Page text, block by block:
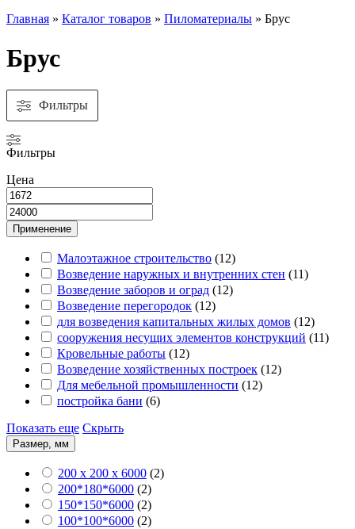
Главная » Каталог товаров » Пиломатериалы » Брус
Брус
Фильтры
Фильтры
Цена
Применение
Малоэтажное строительство (12)
Возведение наружных и внутренних стен (11)
Возведение заборов и оград (12)
Возведение перегородок (12)
для возведения капитальных жилых домов (12)
сооружения несущих элементов конструкций (11)
Кровельные работы (12)
Возведение хозяйственных построек (12)
Для мебельной промышленности (12)
постройка бани (6)
Показать еще Скрыть
Размер, мм
200 х 200 х 6000 (2)
200*180*6000 (2)
150*150*6000 (2)
100*100*6000 (2)